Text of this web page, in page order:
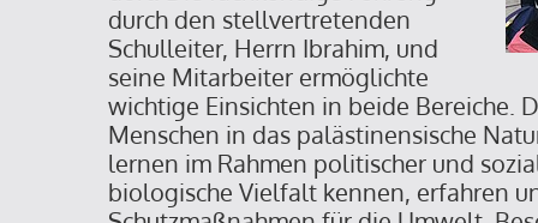
durch den stellvertretenden
Schulleiter, Herrn Ibrahim, und
seine Mitarbeiter ermöglichte
wichtige Einsichten in beide Bereiche.
Menschen in das palästinensische
lernen im Rahmen politischer und
biologische Vielfalt kennen, erfahren